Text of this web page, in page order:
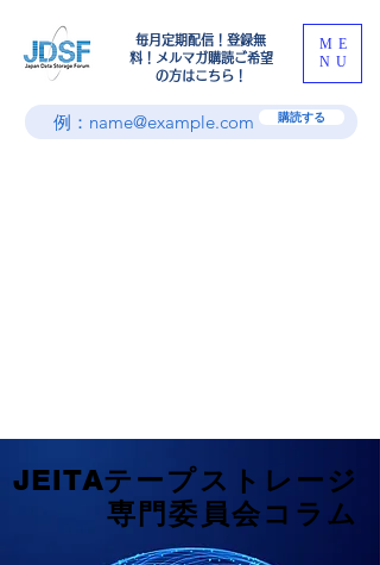
​毎月定期配信！登録無
料！メルマガ購読ご希望
の方はこちら！
ME
NU
購読する
JEITAテープストレージ
専門委員会コラム
JEITAテープストレージ
専門委員会コラム